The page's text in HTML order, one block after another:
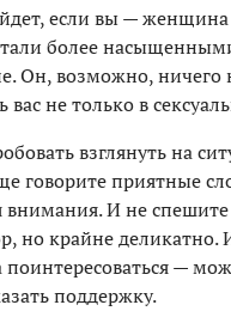
если вы —
более
Он, возможно, ничего
вас не только в
взглянуть на
говорите приятные
И не спешите
но крайне деликатно.
поинтересоваться —
поддержку.